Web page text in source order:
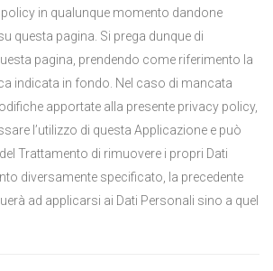
in qualunque momento dandone
questa pagina. Si prega dunque di
pagina, prendendo come riferimento la
indicata in fondo. Nel caso di mancata
apportate alla presente privacy policy,
l’utilizzo di questa Applicazione e può
Trattamento di rimuovere i propri Dati
diversamente specificato, la precedente
ad applicarsi ai Dati Personali sino a quel